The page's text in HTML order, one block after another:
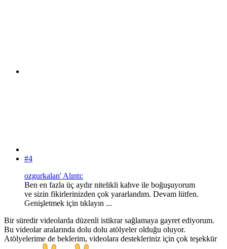
#4
ozgurkalan' Alıntı:
Ben en fazla üç aydır nitelikli kahve ile boğuşuyorum
ve sizin fikirlerinizden çok yararlandım. Devam lütfen.
Genişletmek için tıklayın ...
Bir süredir videolarda düzenli istikrar sağlamaya gayret ediyorum.
Bu videolar aralarında dolu dolu atölyeler olduğu oluyor.
Atölyelerime de beklerim, videolara destekleriniz için çok teşekkür